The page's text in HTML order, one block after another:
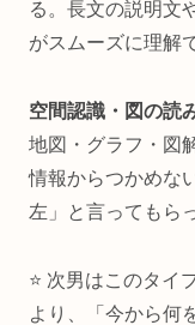
る。長文の説明文
がスムーズに理解
空間認識・図の読
地図・グラフ・図
情報からつかめな
左」と言ってもら
⭐ 次男はこのタイ
より、「今から何